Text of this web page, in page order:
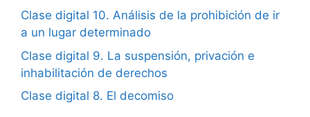
Clase digital 10. Análisis de la prohibición de ir
a un lugar determinado
Clase digital 9. La suspensión, privación e
inhabilitación de derechos
Clase digital 8. El decomiso